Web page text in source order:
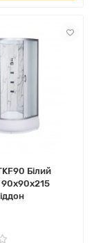
Білий
90x90x215